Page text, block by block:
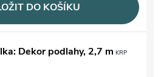
DO KOŠÍKU
Dekor podlahy, 2,7 m KRP